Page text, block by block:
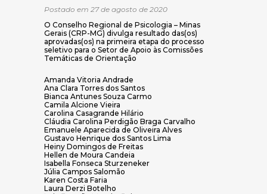
Postado em 27 de agosto de 2020
O Conselho Regional de Psicologia – Minas
Gerais (CRP-MG) divulga resultado das(os)
aprovadas(os) na primeira etapa do processo
seletivo para o Setor de Apoio às Comissões
Temáticas de Orientação
Amanda Vitoria Andrade
Ana Clara Torres dos Santos
Bianca Antunes Souza Carmo
Camila Alcione Vieira
Carolina Casagrande Hilário
Cláudia Carolina Perdigão Braga Carvalho
Emanuele Aparecida de Oliveira Alves
Gustavo Henrique dos Santos Lima
Heiny Domingos de Freitas
Hellen de Moura Candeia
Isabella Fonseca Sturzeneker
Júlia Campos Salomão
Karen Costa Faria
Laura Derzi Botelho